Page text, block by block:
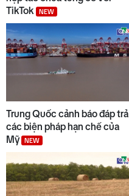
TikTok
NEW
Trung Quốc cảnh báo đáp trả
các biện pháp hạn chế của
Mỹ NEW